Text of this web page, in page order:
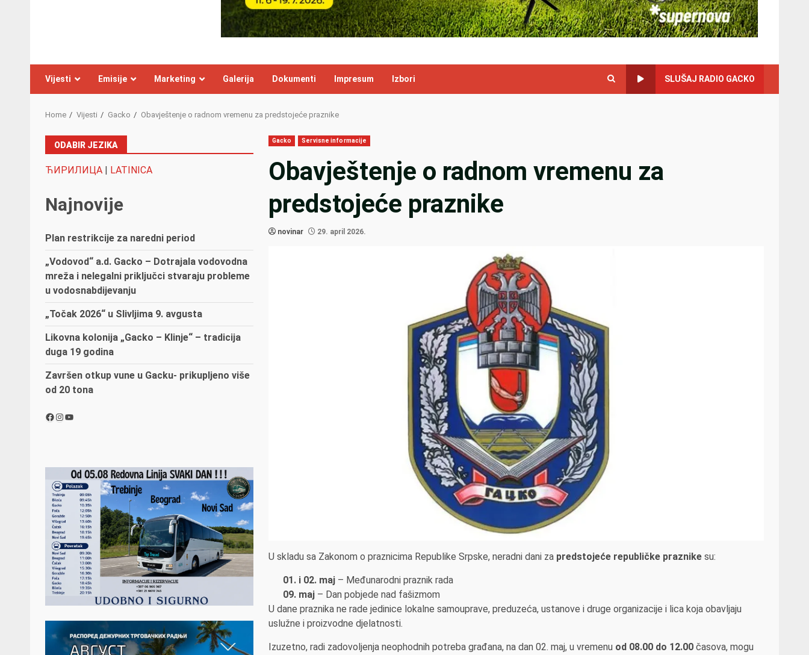
Vijesti Emisije Marketing Galerija Dokumenti Impresum Izbori SLUŠAJ RADIO GACKO
Home Vijesti Gacko Obavještenje o radnom vremenu za predstojeće praznike
Gacko Servisne informacije
Obavještenje o radnom vremenu za
predstojeće praznike
novinar 29. april 2026.
U skladu sa Zakonom o praznicima Republike Srpske, neradni dani za predstojeće republičke praznike su:
01. i 02. maj – Međunarodni praznik rada
09. maj– Dan pobjede nad fašizmom
U dane praznika ne rade jedinice lokalne samouprave, preduzeća, ustanove i druge organizacije i lica koja obavljaju
uslužne i proizvodne djelatnosti.
Izuzetno, radi zadovoljenja neophodnih potreba građana, na dan 02. maj, u vremenu od 08.00 do 12.00 časova, mogu
ODABIR JEZIKA
ЋИРИЛИЦА | LATINICA
Najnovije
Plan restrikcije za naredni period
„Vodovod“ a.d. Gacko – Dotrajala vodovodna
mreža i nelegalni priključci stvaraju probleme
u vodosnabdijevanju
„Točak 2026“ u Slivljima 9. avgusta
Likovna kolonija „Gacko – Klinje“ – tradicija
duga 19 godina
Završen otkup vune u Gacku- prikupljeno više
od 20 tona
Facebook
Instagram
YouTube